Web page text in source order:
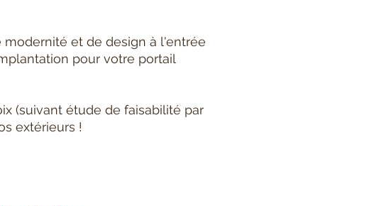
et de design à l'entrée
pour votre portail
(suivant étude de faisabilité par
extérieurs !